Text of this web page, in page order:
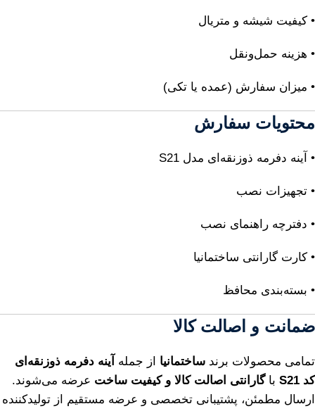
• کیفیت شیشه و متریال
• هزینه حمل‌ونقل
• میزان سفارش (عمده یا تکی)
محتویات سفارش
• آینه دفرمه ذوزنقه‌ای مدل S21
• تجهیزات نصب
• دفترچه راهنمای نصب
• کارت گارانتی ساختمانیا
• بسته‌بندی محافظ
ضمانت و اصالت کالا
تمامی محصولات برند ساختمانیا از جمله
آینه دفرمه ذوزنقه‌ای
کد S21
باگارانتی اصالت کالا و کیفیت ساخت عرضه می‌شوند.
ارسال مطمئن، پشتیبانی تخصصی و عرضه مستقیم از تولیدکننده